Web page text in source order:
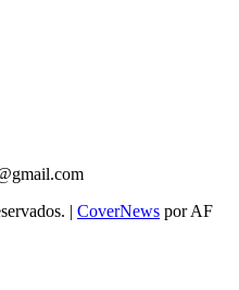
| CoverNews por AF